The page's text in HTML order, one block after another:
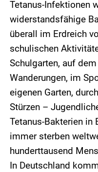
Tetanus-Infektionen
widerstandsfähige
überall im Erdreich
schulischen
Schulgarten, auf
Wanderungen, im
eigenen Garten,
Stürzen –
Tetanus-Bakterien in
immer sterben
hunderttausend
In Deutschland